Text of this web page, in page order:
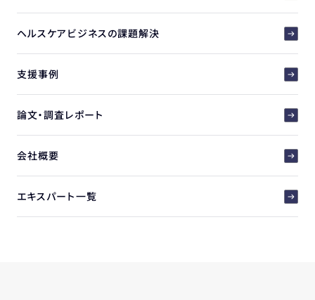
ヘルスケアビジネスの課題解決
支援事例
論文・調査レポート
会社概要
エキスパート一覧